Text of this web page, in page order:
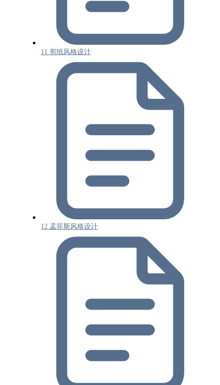
11 剪纸风格设计
12 孟菲斯风格设计